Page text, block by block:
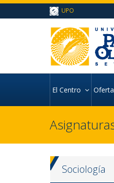
Ir al contenido principal de la
Ir a la cabecera de la página (alt +
Ir al pie de la página (alt + p)
Ir al menú principal (alt + u)
UPO
El Centro
Sociología